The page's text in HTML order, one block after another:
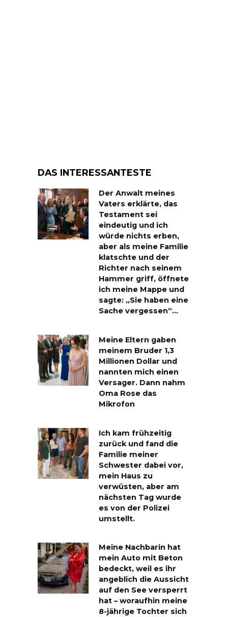
DAS INTERESSANTESTE
Der Anwalt meines
Vaters erklärte, das
Testament sei
eindeutig und ich
würde nichts erben,
aber als meine Familie
klatschte und der
Richter nach seinem
Hammer griff, öffnete
ich meine Mappe und
sagte: „Sie haben eine
Sache vergessen“…
Meine Eltern gaben
meinem Bruder 1,3
Millionen Dollar und
nannten mich einen
Versager. Dann nahm
Oma Rose das
Mikrofon
Ich kam frühzeitig
zurück und fand die
Familie meiner
Schwester dabei vor,
mein Haus zu
verwüsten, aber am
nächsten Tag wurde
es von der Polizei
umstellt.
Meine Nachbarin hat
mein Auto mit Beton
bedeckt, weil es ihr
angeblich die Aussicht
auf den See versperrt
hat – woraufhin meine
8-jährige Tochter sich